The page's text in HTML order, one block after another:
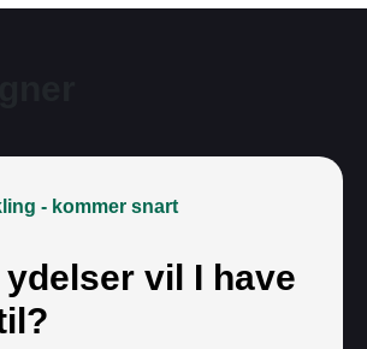
- kommer snart
vil I have